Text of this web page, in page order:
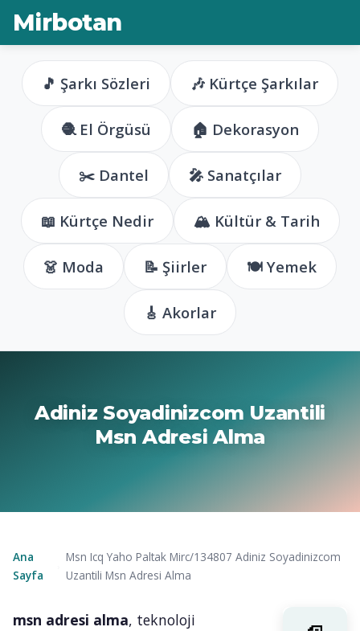
Mirbotan
🎵 Şarkı Sözleri 🎶 Kürtçe Şarkılar
🧶 El Örgüsü 🏠 Dekorasyon
✂️ Dantel 🎤 Sanatçılar
📖 Kürtçe Nedir 🏔️ Kültür & Tarih
👗 Moda 📝 Şiirler 🍽️ Yemek
🎸 Akorlar
Adiniz Soyadinizcom Uzantili
Msn Adresi Alma
Ana
Sayfa
Msn Icq Yaho Paltak Mirc/134807 Adiniz Soyadinizcom
Uzantili Msn Adresi Alma
msn adresi alma, teknoloji